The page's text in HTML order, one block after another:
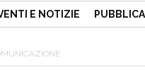
E NOTIZIE